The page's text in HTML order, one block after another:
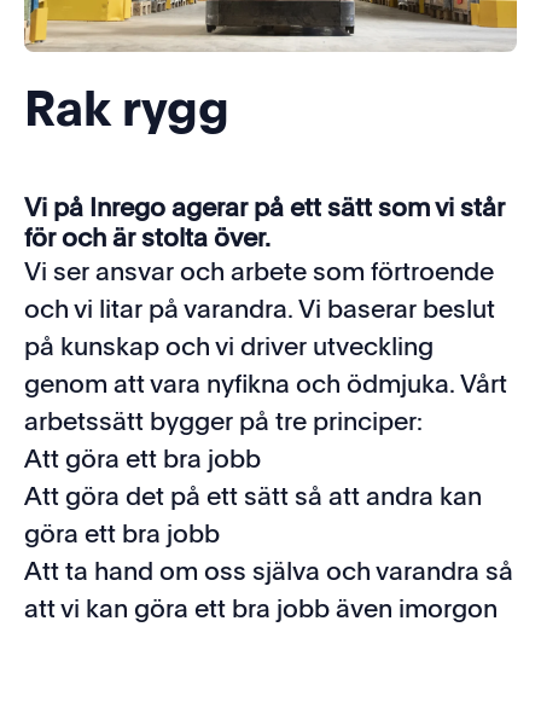
Rak rygg
Vi på Inrego agerar på ett sätt som vi står
för och är stolta över.
Vi ser ansvar och arbete som förtroende
och vi litar på varandra. Vi baserar beslut
på kunskap och vi driver utveckling
genom att vara nyfikna och ödmjuka. Vårt
arbetssätt bygger på tre principer:
Att göra ett bra jobb
Att göra det på ett sätt så att andra kan
göra ett bra jobb
Att ta hand om oss själva och varandra så
att vi kan göra ett bra jobb även imorgon